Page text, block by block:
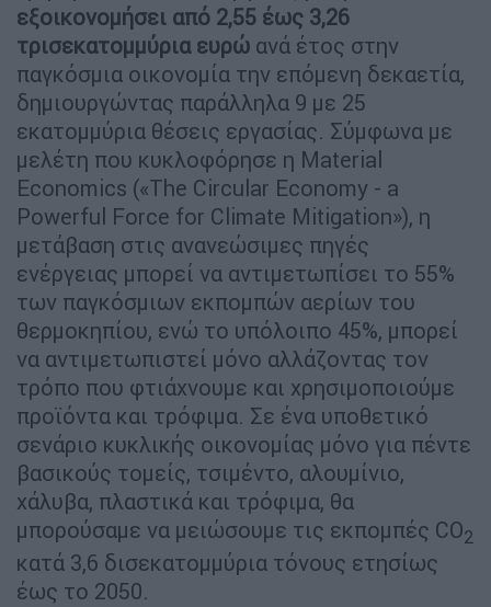
εξοικονομήσει από 2,55 έως 3,26
τρισεκατομμύρια ευρώ ανά έτος στην
παγκόσμια οικονομία την επόμενη δεκαετία,
δημιουργώντας παράλληλα 9 με 25
εκατομμύρια θέσεις εργασίας. Σύμφωνα με
μελέτη που κυκλοφόρησε η Material
Economics («The Circular Economy - a
Powerful Force for Climate Mitigation»), η
μετάβαση στις ανανεώσιμες πηγές
ενέργειας μπορεί να αντιμετωπίσει το 55%
των παγκόσμιων εκπομπών αερίων του
θερμοκηπίου, ενώ το υπόλοιπο 45%, μπορεί
να αντιμετωπιστεί μόνο αλλάζοντας τον
τρόπο που φτιάχνουμε και χρησιμοποιούμε
προϊόντα και τρόφιμα. Σε ένα υποθετικό
σενάριο κυκλικής οικονομίας μόνο για πέντε
βασικούς τομείς, τσιμέντο, αλουμίνιο,
χάλυβα, πλαστικά και τρόφιμα, θα
μπορούσαμε να μειώσουμε τις εκπομπές CO2
κατά 3,6 δισεκατομμύρια τόνους ετησίως
έως το 2050.